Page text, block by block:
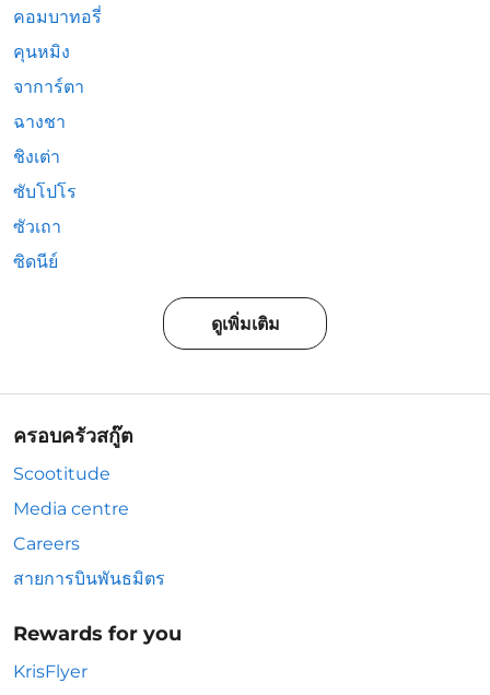
คอมบาทอรี่
คุนหมิง
จาการ์ตา
ฉางชา
ชิงเต่า
ซับโปโร
ซัวเถา
ซิดนีย์
ดูเพิ่มเติม
ครอบครัวสกู๊ต
Scootitude
Media centre
Careers
สายการบินพันธมิตร
Rewards for you
KrisFlyer